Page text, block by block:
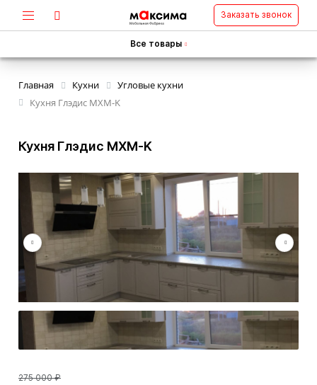
Заказать звонок
Все товары
Главная Кухни
Угловые кухни
Кухня Глэдис MXM-K
Кухня Глэдис MXM-K
275 000 ₽